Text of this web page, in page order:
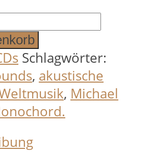
Schlagwörter:
, akustische
, Michael